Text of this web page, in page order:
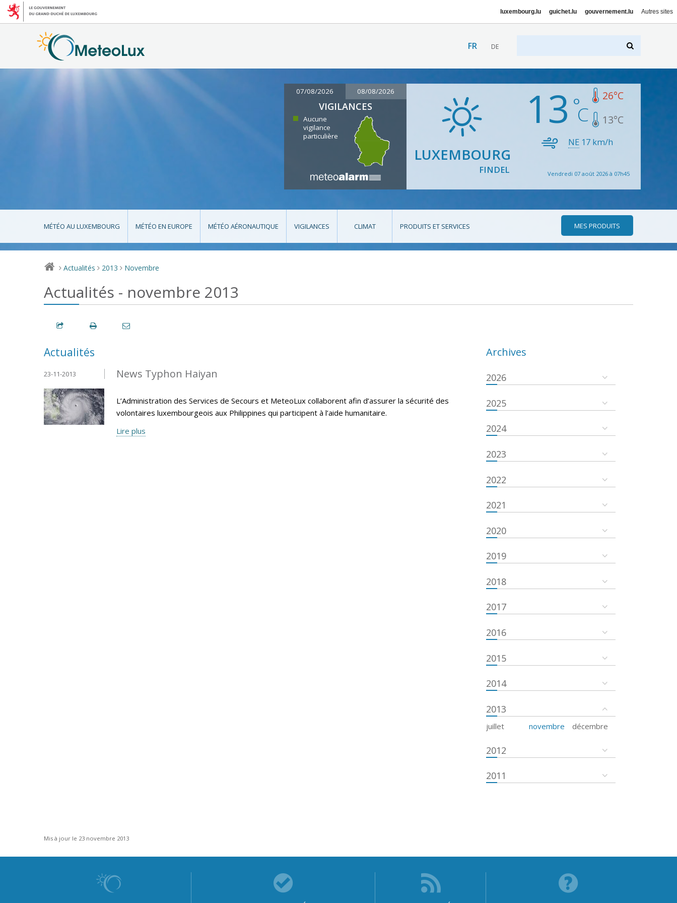
luxembourg.lu guichet.lu gouvernement.lu Autres sites
FR DE
07/08/2026 08/08/2026
VIGILANCES
Aucune
vigilance
particulière
LUXEMBOURG
FINDEL
13 26°C
13°C
NE 17 km/h
Vendredi 07 août 2026 à 07h45
MÉTÉO AU LUXEMBOURG MÉTÉO EN EUROPE MÉTÉO AÉRONAUTIQUE VIGILANCES CLIMAT PRODUITS ET SERVICES MES PRODUITS
> Actualités > 2013 > Novembre
Actualités - novembre 2013
Actualités
News Typhon Haiyan
23-11-2013
L’Administration des Services de Secours et MeteoLux collaborent afin d’assurer la sécurité des
volontaires luxembourgeois aux Philippines qui participent à l’aide humanitaire.
Lire plus
Archives
2026
2025
2024
2023
2022
2021
2020
2019
2018
2017
2016
2015
2014
2013
juillet novembre décembre
2012
2011
Mis à jour le 23 novembre 2013